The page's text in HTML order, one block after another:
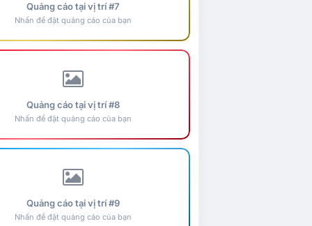
Quảng cáo tại vị trí #7
Nhấn để đặt quảng cáo của bạn
Quảng cáo tại vị trí #8
Nhấn để đặt quảng cáo của bạn
Quảng cáo tại vị trí #9
Nhấn để đặt quảng cáo của bạn